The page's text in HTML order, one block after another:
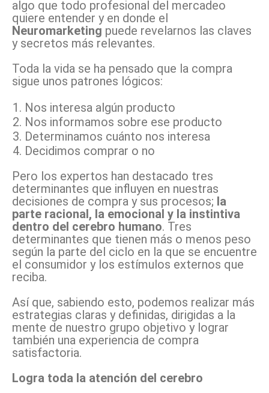
algo que todo profesional del mercadeo
quiere entender y en donde el
Neuromarketing puede revelarnos las claves
y secretos más relevantes.
Toda la vida se ha pensado que la compra
sigue unos patrones lógicos:
Nos interesa algún producto
Nos informamos sobre ese producto
Determinamos cuánto nos interesa
Decidimos comprar o no
Pero los expertos han destacado tres
determinantes que influyen en nuestras
decisiones de compra y sus procesos; la
parte racional, la emocional y la instintiva
dentro del cerebro humano. Tres
determinantes que tienen más o menos peso
según la parte del ciclo en la que se encuentre
el consumidor y los estímulos externos que
reciba.
Así que, sabiendo esto, podemos realizar más
estrategias claras y definidas, dirigidas a la
mente de nuestro grupo objetivo y lograr
también una experiencia de compra
satisfactoria.
Logra toda la atención del cerebro